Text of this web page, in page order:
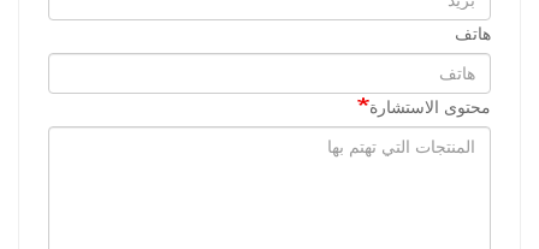
هاتف
محتوى الاستشارة